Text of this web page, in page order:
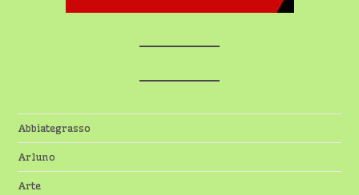
Abbiategrasso
Arluno
Arte